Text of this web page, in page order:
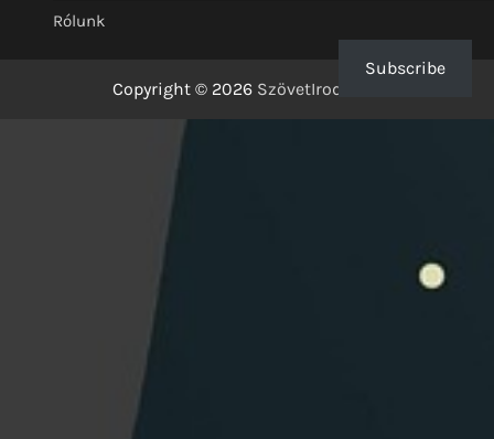
Rólunk
Copyright © 2026 SzövetIrodalom
Subscribe